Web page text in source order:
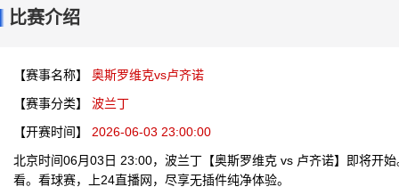
比赛介绍
【赛事名称】
奥斯罗维克vs卢齐诺
【赛事分类】
波兰丁
【开赛时间】
2026-06-03 23:00:00
北京时间06月03日 23:00，波兰丁【奥斯罗维克 vs 卢齐诺】即将开
看。看球赛，上24直播网，尽享无插件纯净体验。